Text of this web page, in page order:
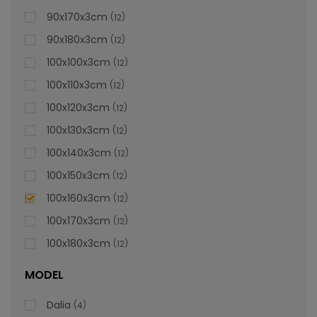
90x170x3cm 12
90x180x3cm 12
100x100x3cm 12
100x110x3cm 12
100x120x3cm 12
100x130x3cm 12
100x140x3cm 12
100x150x3cm 12
100x160x3cm 12
100x170x3cm 12
100x180x3cm 12
MODEL
Dalia 4